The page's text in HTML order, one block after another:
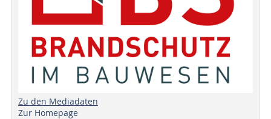
Zu den Mediadaten
Zur Homepage